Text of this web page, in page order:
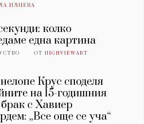
ИЛИЕВА
колко
една картина
ОТHIGHVIEWART
Крус споделя
на 15-годишния
с Хавиер
„Все още се уча“